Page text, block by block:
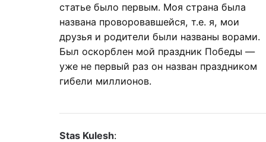
статье было первым. Моя страна была
названа проворовавшейся, т.е. я, мои
друзья и родители были названы ворами.
Был оскорблен мой праздник Победы —
уже не первый раз он назван праздником
гибели миллионов.
Stas Kulesh: